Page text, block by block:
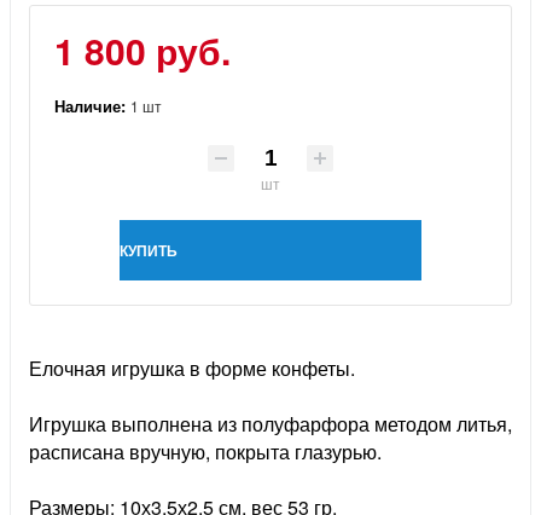
1 800 руб.
Наличие: 1 шт
шт
КУПИТЬ
Елочная игрушка в форме конфеты.
Игрушка выполнена из полуфарфора методом литья,
расписана вручную, покрыта глазурью.
Размеры: 10х3,5х2,5 см, вес 53 гр.